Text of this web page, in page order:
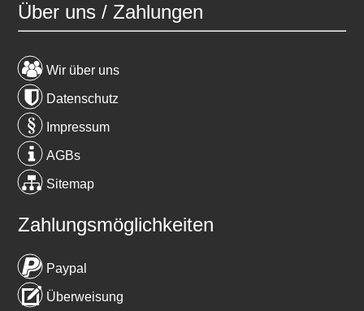
Über uns / Zahlungen
Wir über uns
Datenschutz
Impressum
AGBs
Sitemap
Zahlungsmöglichkeiten
Paypal
Überweisung